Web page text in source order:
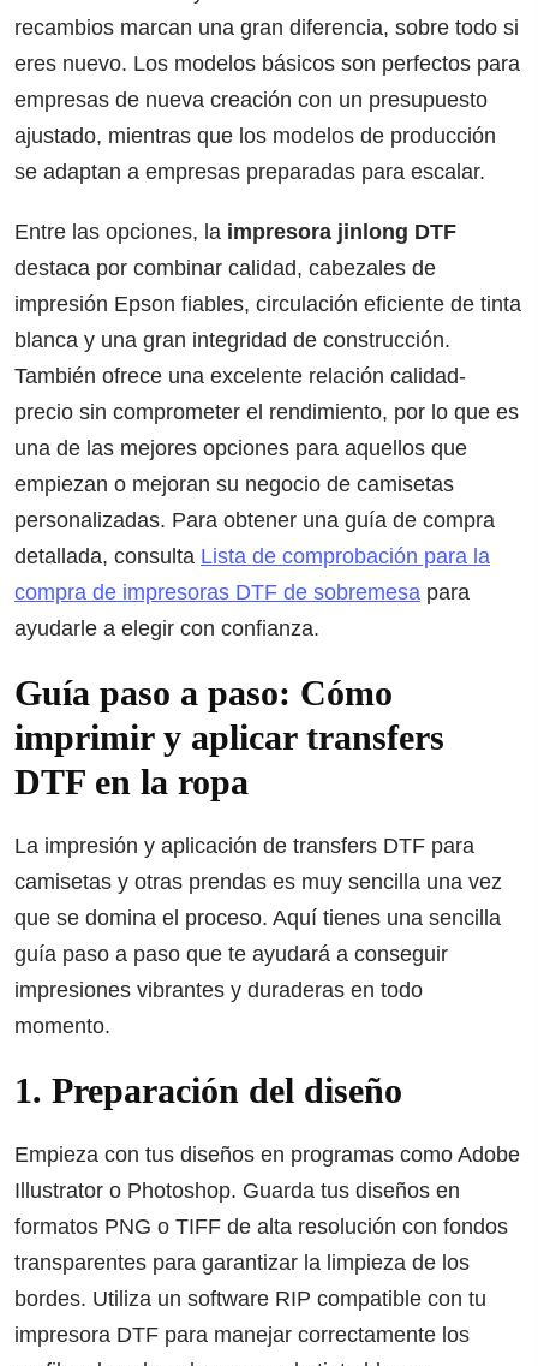
recambios marcan una gran diferencia, sobre todo si
eres nuevo. Los modelos básicos son perfectos para
empresas de nueva creación con un presupuesto
ajustado, mientras que los modelos de producción
se adaptan a empresas preparadas para escalar.
Entre las opciones, la impresora jinlong DTF
destaca por combinar calidad, cabezales de
impresión Epson fiables, circulación eficiente de tinta
blanca y una gran integridad de construcción.
También ofrece una excelente relación calidad-
precio sin comprometer el rendimiento, por lo que es
una de las mejores opciones para aquellos que
empiezan o mejoran su negocio de camisetas
personalizadas. Para obtener una guía de compra
detallada, consulta Lista de comprobación para la
compra de impresoras DTF de sobremesa para
ayudarle a elegir con confianza.
Guía paso a paso: Cómo
imprimir y aplicar transfers
DTF en la ropa
La impresión y aplicación de transfers DTF para
camisetas y otras prendas es muy sencilla una vez
que se domina el proceso. Aquí tienes una sencilla
guía paso a paso que te ayudará a conseguir
impresiones vibrantes y duraderas en todo
momento.
1. Preparación del diseño
Empieza con tus diseños en programas como Adobe
Illustrator o Photoshop. Guarda tus diseños en
formatos PNG o TIFF de alta resolución con fondos
transparentes para garantizar la limpieza de los
bordes. Utiliza un software RIP compatible con tu
impresora DTF para manejar correctamente los